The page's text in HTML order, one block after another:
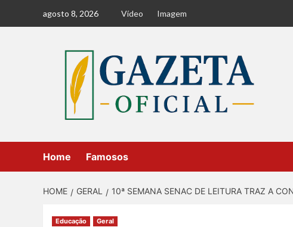
agosto 8, 2026 Vídeo Imagem
Home Famosos
HOME GERAL 10ª SEMANA SENAC DE LEITURA TRAZ A
Educação Geral